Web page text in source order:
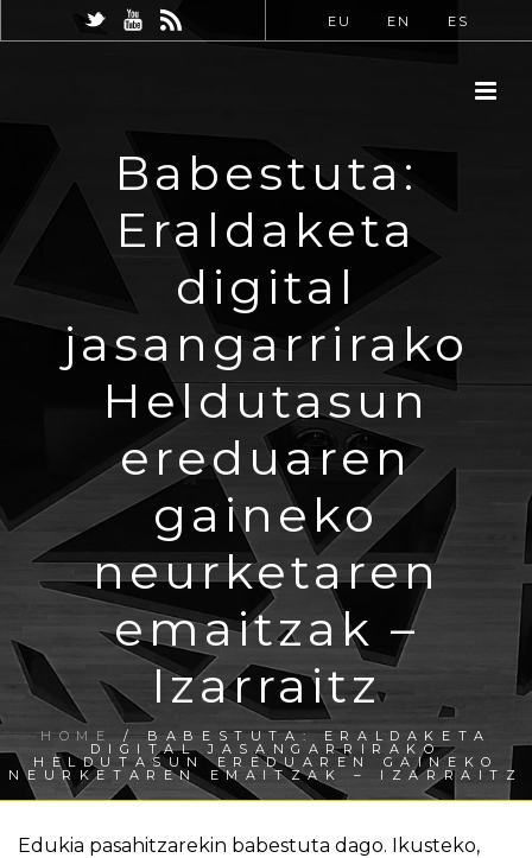
EU EN ES
Babestuta:
Eraldaketa
digital
jasangarrirako
Heldutasun
ereduaren
gaineko
neurketaren
emaitzak –
Izarraitz
HOME/ BABESTUTA: ERALDAKETA
DIGITAL JASANGARRIRAKO
HELDUTASUN EREDUAREN GAINEKO
NEURKETAREN EMAITZAK – IZARRAITZ
Edukia pasahitzarekin babestuta dago. Ikusteko,